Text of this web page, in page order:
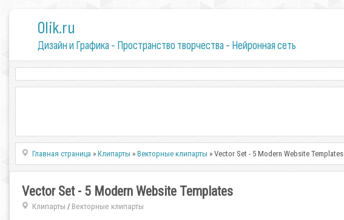
0lik.ru
Дизайн и Графика - Пространство творчества - Нейронная сеть
Главная страница »Клипарты »Векторные клипарты » Vector Set - 5 Modern Website Templates
Vector Set - 5 Modern Website Templates
Клипарты / Векторные клипарты